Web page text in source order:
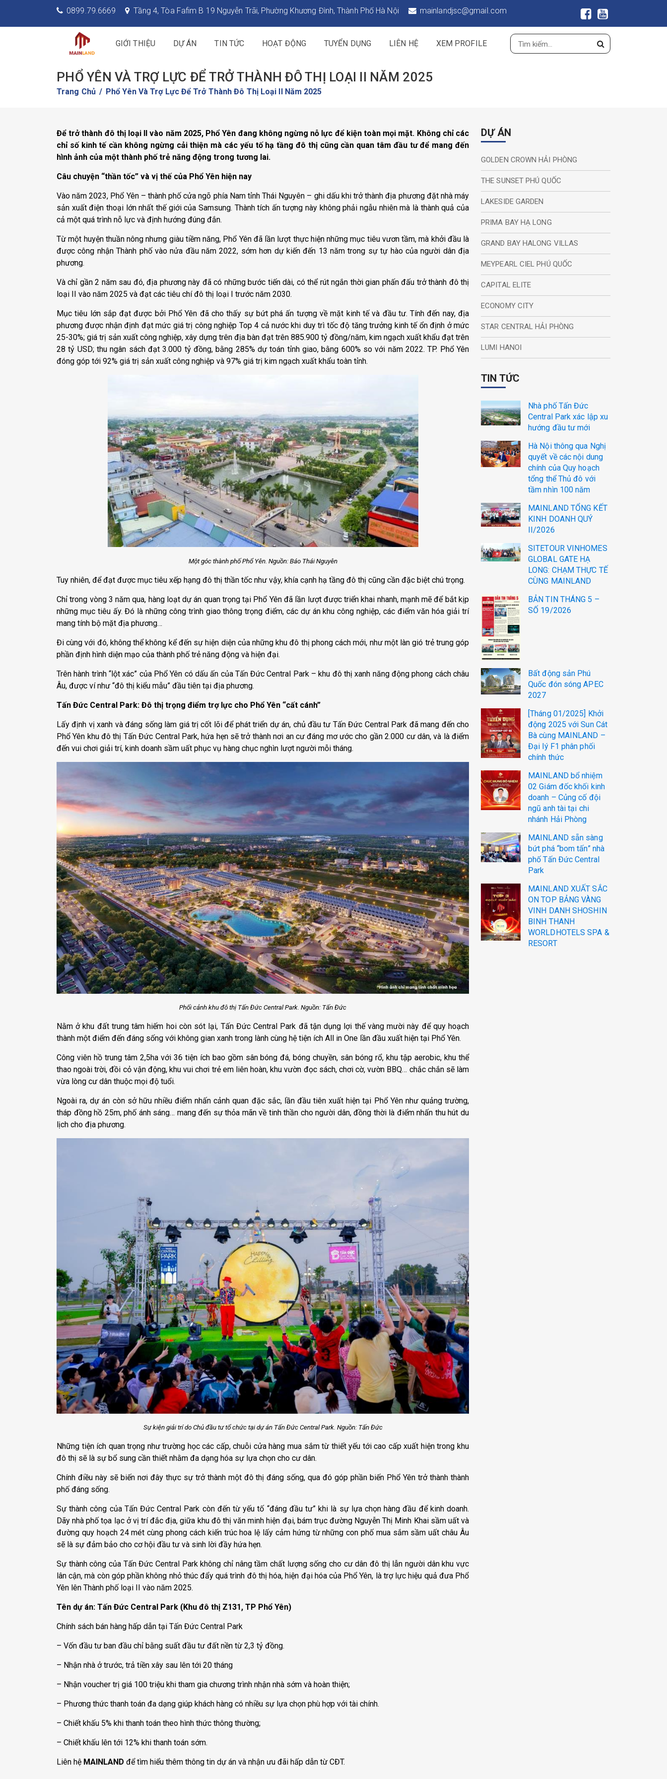
0899.79.6669 Tầng 4, Tòa Fafim B 19 Nguyễn Trãi, Phường Khương Đình, Thành Phố Hà Nội mainlandjsc@gmail.com
GIỚI THIỆU DỰ ÁN TIN TỨC HOẠT ĐỘNG TUYỂN DỤNG LIÊN HỆ XEM PROFILE
PHỔ YÊN VÀ TRỢ LỰC ĐỂ TRỞ THÀNH ĐÔ THỊ LOẠI II NĂM 2025
Trang Chủ Phổ Yên Và Trợ Lực Để Trở Thành Đô Thị Loại II Năm 2025
Để trở thành đô thị loại II vào năm 2025, Phổ Yên đang không ngừng nỗ lực để kiện toàn mọi mặt. Không chỉ các
chỉ số kinh tế cần không ngừng cải thiện mà các yếu tố hạ tầng đô thị cũng cần quan tâm đầu tư để mang đến
hình ảnh của một thành phố trẻ năng động trong tương lai.
Câu chuyện “thần tốc” và vị thế của Phổ Yên hiện nay
Vào năm 2023, Phổ Yên – thành phố cửa ngõ phía Nam tỉnh Thái Nguyên – ghi dấu khi trở thành địa phương đặt nhà máy
sản xuất điện thoại lớn nhất thế giới của Samsung. Thành tích ấn tượng này không phải ngẫu nhiên mà là thành quả của
cả một quá trình nỗ lực và định hướng đúng đắn.
Từ một huyện thuần nông nhưng giàu tiềm năng, Phổ Yên đã lần lượt thực hiện những mục tiêu vươn tầm, mà khởi đầu là
được công nhận Thành phố vào nửa đầu năm 2022, sớm hơn dự kiến đến 13 năm trong sự tự hào của người dân địa
phương.
Và chỉ gần 2 năm sau đó, địa phương này đã có những bước tiến dài, có thể rút ngắn thời gian phấn đấu trở thành đô thị
loại II vào năm 2025 và đạt các tiêu chí đô thị loại I trước năm 2030.
Mục tiêu lớn sắp đạt được bởi Phổ Yên đã cho thấy sự bứt phá ấn tượng về mặt kinh tế và đầu tư. Tính đến nay, địa
phương được nhận định đạt mức giá trị công nghiệp Top 4 cả nước khi duy trì tốc độ tăng trưởng kinh tế ổn định ở mức
25-30%; giá trị sản xuất công nghiệp, xây dựng trên địa bàn đạt trên 885.900 tỷ đồng/năm, kim ngạch xuất khẩu đạt trên
28 tỷ USD; thu ngân sách đạt 3.000 tỷ đồng, bằng 285% dự toán tỉnh giao, bằng 600% so với năm 2022. TP. Phổ Yên
đóng góp tới 92% giá trị sản xuất công nghiệp và 97% giá trị kim ngạch xuất khẩu toàn tỉnh.
Một góc thành phố Phổ Yên. Nguồn: Báo Thái Nguyên
Tuy nhiên, để đạt được mục tiêu xếp hạng đô thị thần tốc như vậy, khía cạnh hạ tầng đô thị cũng cần đặc biệt chú trọng.
Chỉ trong vòng 3 năm qua, hàng loạt dự án quan trọng tại Phổ Yên đã lần lượt được triển khai nhanh, mạnh mẽ để bắt kịp
những mục tiêu ấy. Đó là những công trình giao thông trọng điểm, các dự án khu công nghiệp, các điểm văn hóa giải trí
mang tính bộ mặt địa phương…
Đi cùng với đó, không thể không kể đến sự hiện diện của những khu đô thị phong cách mới, như một làn gió trẻ trung góp
phần định hình diện mạo của thành phố trẻ năng động và hiện đại.
Trên hành trình “lột xác” của Phổ Yên có dấu ấn của Tấn Đức Central Park – khu đô thị xanh năng động phong cách châu
Âu, được ví như “đô thị kiểu mẫu” đầu tiên tại địa phương.
Tấn Đức Central Park: Đô thị trọng điểm trợ lực cho Phổ Yên “cất cánh”
Lấy định vị xanh và đáng sống làm giá trị cốt lõi để phát triển dự án, chủ đầu tư Tấn Đức Central Park đã mang đến cho
Phổ Yên khu đô thị Tấn Đức Central Park, hứa hẹn sẽ trở thành nơi an cư đáng mơ ước cho gần 2.000 cư dân, và là điểm
đến vui chơi giải trí, kinh doanh sầm uất phục vụ hàng chục nghìn lượt người mỗi tháng.
Phối cảnh khu đô thị Tấn Đức Central Park. Nguồn: Tấn Đức
Nằm ở khu đất trung tâm hiếm hoi còn sót lại, Tấn Đức Central Park đã tận dụng lợi thế vàng mười này để quy hoạch
thành một điểm đến đáng sống với không gian xanh trong lành cùng hệ tiện ích All in One lần đầu xuất hiện tại Phổ Yên.
Công viên hồ trung tâm 2,5ha với 36 tiện ích bao gồm sân bóng đá, bóng chuyền, sân bóng rổ, khu tập aerobic, khu thể
thao ngoài trời, đồi cỏ vận động, khu vui chơi trẻ em liên hoàn, khu vườn đọc sách, chơi cờ, vườn BBQ… chắc chắn sẽ làm
vừa lòng cư dân thuộc mọi độ tuổi.
Ngoài ra, dự án còn sở hữu nhiều điểm nhấn cảnh quan đặc sắc, lần đầu tiên xuất hiện tại Phổ Yên như quảng trường,
tháp đồng hồ 25m, phố ánh sáng… mang đến sự thỏa mãn về tinh thần cho người dân, đồng thời là điểm nhấn thu hút du
lịch cho địa phương.
Sự kiện giải trí do Chủ đầu tư tổ chức tại dự án Tấn Đức Central Park. Nguồn: Tấn Đức
Những tiện ích quan trọng như trường học các cấp, chuỗi cửa hàng mua sắm từ thiết yếu tới cao cấp xuất hiện trong khu
đô thị sẽ là sự bổ sung cần thiết nhằm đa dạng hóa sự lựa chọn cho cư dân.
Chính điều này sẽ biến nơi đây thực sự trở thành một đô thị đáng sống, qua đó góp phần biến Phổ Yên trở thành thành
phố đáng sống.
Sự thành công của Tấn Đức Central Park còn đến từ yếu tố “đáng đầu tư” khi là sự lựa chọn hàng đầu để kinh doanh.
Dãy nhà phố tọa lạc ở vị trí đắc địa, giữa khu đô thị văn minh hiện đại, bám trục đường Nguyễn Thị Minh Khai sầm uất và
đường quy hoạch 24 mét cùng phong cách kiến trúc hoa lệ lấy cảm hứng từ những con phố mua sắm sầm uất châu Âu
sẽ là sự đảm bảo cho cơ hội đầu tư và sinh lời đầy hứa hẹn.
Sự thành công của Tấn Đức Central Park không chỉ nâng tầm chất lượng sống cho cư dân đô thị lẫn người dân khu vực
lân cận, mà còn góp phần không nhỏ thúc đẩy quá trình đô thị hóa, hiện đại hóa của Phổ Yên, là trợ lực hiệu quả đưa Phổ
Yên lên Thành phố loại II vào năm 2025.
Tên dự án: Tấn Đức Central Park (Khu đô thị Z131, TP Phổ Yên)
Chính sách bán hàng hấp dẫn tại Tấn Đức Central Park
– Vốn đầu tư ban đầu chỉ bằng suất đầu tư đất nền từ 2,3 tỷ đồng.
– Nhận nhà ở trước, trả tiền xây sau lên tới 20 tháng
– Nhận voucher trị giá 100 triệu khi tham gia chương trình nhận nhà sớm và hoàn thiện;
– Phương thức thanh toán đa dạng giúp khách hàng có nhiều sự lựa chọn phù hợp với tài chính.
– Chiết khấu 5% khi thanh toán theo hình thức thông thường;
– Chiết khấu lên tới 12% khi thanh toán sớm.
Liên hệ MAINLAND để tìm hiểu thêm thông tin dự án và nhận ưu đãi hấp dẫn từ CĐT.
DỰ ÁN
GOLDEN CROWN HẢI PHÒNG
THE SUNSET PHÚ QUỐC
LAKESIDE GARDEN
PRIMA BAY HẠ LONG
GRAND BAY HALONG VILLAS
MEYPEARL CIEL PHÚ QUỐC
CAPITAL ELITE
ECONOMY CITY
STAR CENTRAL HẢI PHÒNG
LUMI HANOI
TIN TỨC
Nhà phố Tấn Đức
Central Park xác lập xu
hướng đầu tư mới
Hà Nội thông qua Nghị
quyết về các nội dung
chính của Quy hoạch
tổng thể Thủ đô với
tầm nhìn 100 năm
MAINLAND TỔNG KẾT
KINH DOANH QUÝ
II/2026
SITETOUR VINHOMES
GLOBAL GATE HẠ
LONG: CHẠM THỰC TẾ
CÙNG MAINLAND
BẢN TIN THÁNG 5 –
SỐ 19/2026
Bất động sản Phú
Quốc đón sóng APEC
2027
[Tháng 01/2025] Khởi
động 2025 với Sun Cát
Bà cùng MAINLAND –
Đại lý F1 phân phối
chính thức
MAINLAND bổ nhiệm
02 Giám đốc khối kinh
doanh – Củng cố đội
ngũ anh tài tại chi
nhánh Hải Phòng
MAINLAND sẵn sàng
bứt phá “bom tấn” nhà
phố Tấn Đức Central
Park
MAINLAND XUẤT SẮC
ON TOP BẢNG VÀNG
VINH DANH SHOSHIN
BINH THANH
WORLDHOTELS SPA &
RESORT